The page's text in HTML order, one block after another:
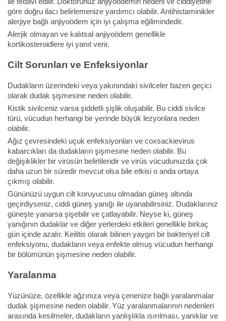
göre doğru ilacı belirlemenize yardımcı olabilir. Antihistaminikler
alerjiye bağlı anjiyoödem için iyi çalışma eğilimindedir.
Alerjik olmayan ve kalıtsal anjiyoödem genellikle
kortikosteroidlere iyi yanıt verir.
Cilt Sorunları ve Enfeksiyonlar
Dudakların üzerindeki veya yakınındaki sivilceler bazen geçici
olarak dudak şişmesine neden olabilir.
Kistik sivilceniz varsa şiddetli şişlik oluşabilir. Bu ciddi sivilce
türü, vücudun herhangi bir yerinde büyük lezyonlara neden
olabilir.
Ağız çevresindeki uçuk enfeksiyonları ve coxsackievirus
kabarcıkları da dudakların şişmesine neden olabilir. Bu
değişiklikler bir virüsün belirtileridir ve virüs vücudunuzda çok
daha uzun bir süredir mevcut olsa bile etkisi o anda ortaya
çıkmış olabilir.
Gününüzü uygun cilt koruyucusu olmadan güneş altında
geçirdiyseniz, ciddi güneş yanığı ile uyanabilirsiniz. Dudaklarınız
güneşte yanarsa şişebilir ve çatlayabilir. Neyse ki, güneş
yanığının dudaklar ve diğer yerlerdeki etkileri genellikle birkaç
gün içinde azalır. Keilitis olarak bilinen yaygın bir bakteriyel cilt
enfeksiyonu, dudakların veya enfekte olmuş vücudun herhangi
bir bölümünün şişmesine neden olabilir.
Yaralanma
Yüzünüze, özellikle ağzınıza veya çenenize bağlı yaralanmalar
dudak şişmesine neden olabilir. Yüz yaralanmalarının nedenleri
arasında kesilmeler, dudakların yanlışlıkla ısırılması, yanıklar ve